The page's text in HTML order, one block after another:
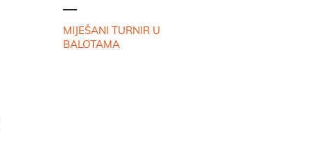
MIJEŠANI TURNIR U
BALOTAMA